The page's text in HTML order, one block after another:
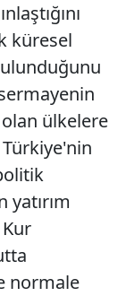
küresel
ülkelere
normale